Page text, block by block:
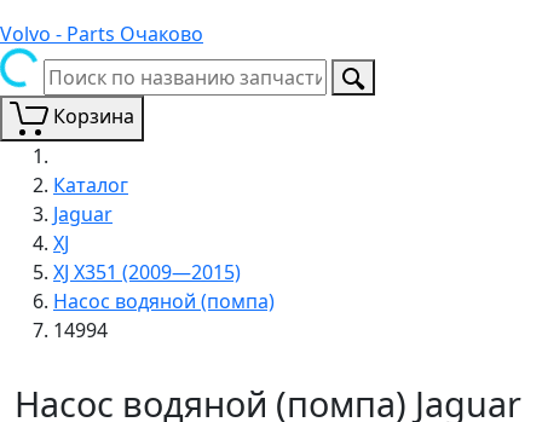
Volvo - Parts Очаково
Корзина
Каталог
Jaguar
XJ
XJ X351 (2009—2015)
Насос водяной (помпа)
14994
Насос водяной (помпа) Jaguar